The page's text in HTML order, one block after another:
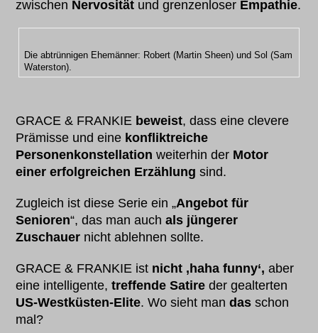
zwischen Nervosität und grenzenloser Empathie.
Die abtrünnigen Ehemänner: Robert (Martin Sheen) und Sol (Sam
Waterston).
GRACE & FRANKIE beweist, dass eine clevere
Prämisse und eine konfliktreiche
Personenkonstellation weiterhin der Motor
einer erfolgreichen Erzählung sind.
Zugleich ist diese Serie ein „Angebot für
Senioren“, das man auchals jüngerer
Zuschauer nicht ablehnen sollte.
GRACE & FRANKIE ist nicht ‚haha funny‘, aber
eine intelligente,treffende Satire der gealterten
US-Westküsten-Elite. Wo sieht mandas schon
mal?